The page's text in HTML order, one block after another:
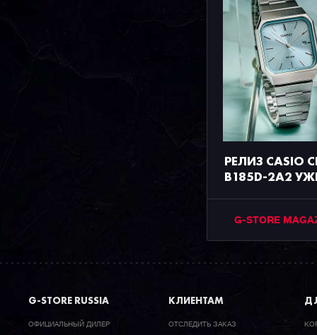
РЕЛИЗ CASIO
B185D-2A2
G-STORE
G-STORE RUSSIA
ОФИЦИАЛЬНЫЙ ДИЛЕР
КЛИЕНТАМ
ОТСЛЕДИТЬ ЗАКАЗ